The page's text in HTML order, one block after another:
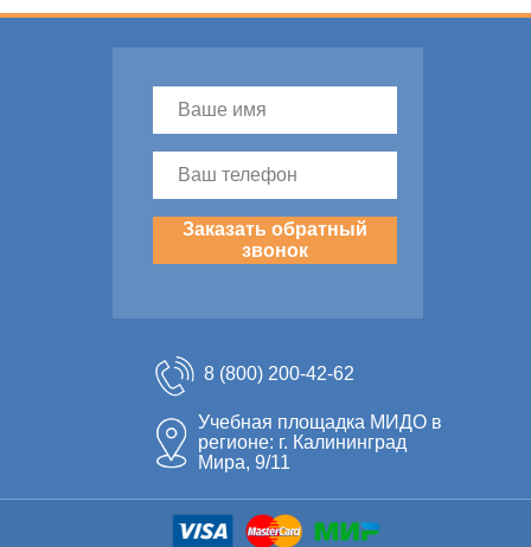
8 (800) 200-42-62
Учебная площадка МИДО в
регионе: г. Калининград
Мира, 9/11
Заказать обратный
звонок